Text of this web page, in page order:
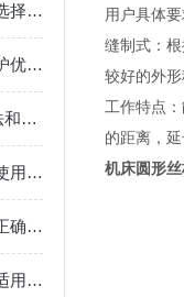
加工中心防护罩的设计与材料选择指南说明
小巨人钢板防护罩的清洁与维护优势概述
Y轴伸缩防护板的安装调试方法和注意事项介绍
铣床钢板防护罩的长处及一些使用小常识
机床自动排屑机的产品特点和正确使用保养方法
冲压废料排屑机的系统优势与适用范围说明
用户具体
缝制式：
较好的外
工作特点
的距离，
机床圆形